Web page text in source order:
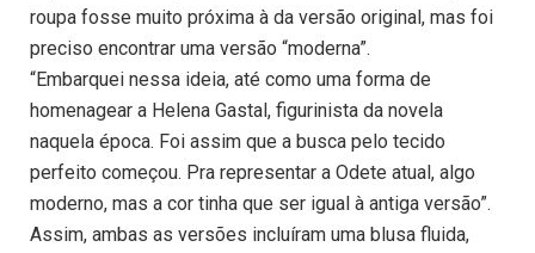
roupa fosse muito próxima à da versão original, mas foi
preciso encontrar uma versão “moderna”.
“Embarquei nessa ideia, até como uma forma de
homenagear a Helena Gastal, figurinista da novela
naquela época. Foi assim que a busca pelo tecido
perfeito começou. Pra representar a Odete atual, algo
moderno, mas a cor tinha que ser igual à antiga versão”.
Assim, ambas as versões incluíram uma blusa fluida,